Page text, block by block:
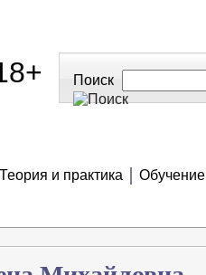
Поиск
Теория и практика Обучение